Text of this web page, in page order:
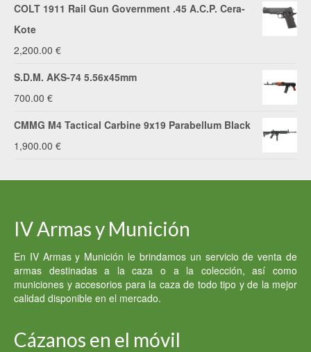
COLT 1911 Rail Gun Government .45 A.C.P. Cera-
Kote
2,200.00 €
S.D.M. AKS-74 5.56x45mm
700.00 €
CMMG M4 Tactical Carbine 9x19 Parabellum Black
1,900.00 €
IV Armas y Munición
En IV Armas y Munición le brindamos un servicio de venta de
armas destinadas a la caza o a la colección, así como
municiones y accesorios para la caza de todo tipo y de la mejor
calidad disponible en el mercado.
Cázanos en el móvil